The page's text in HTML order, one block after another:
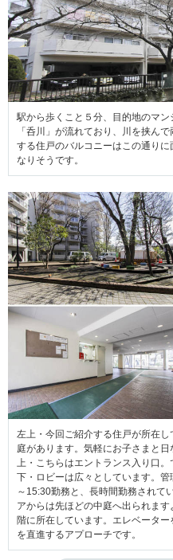
駅から歩くこと５分、目的地のマ
「呑川」が流れており、川を挟ん
する住戸のバルコニーはこの通り
なりそうです。
左上・今回ご紹介する住戸が所在
庭があります。気軽にお子さまと
上・こちらはエントランス入り口
下・ロビーは広々としています。
～15:30勤務と、長時間勤務されて
アからは先ほどの中庭へ出られま
階に所在しています。エレベータ
を直進するアプローチです。